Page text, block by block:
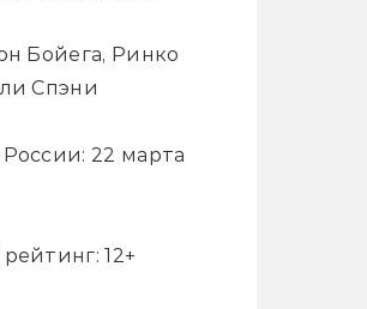
Бойега, Ринко
Спэни
22 марта
12+